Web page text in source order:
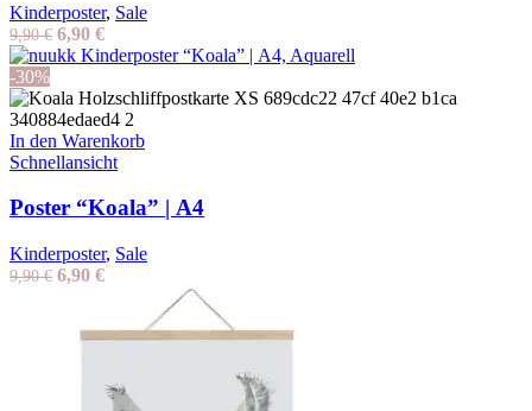
Kinderposter, Sale
9,90€ Ursprünglicher
Preis
9,90 €
6,90 €Aktueller
Preis
6,90 €.
-30%
In den Warenkorb
Schnellansicht
Poster “Koala” | A4
Kinderposter, Sale
9,90€ Ursprünglicher
9,90 €
6,90 €Aktueller
6,90 €.